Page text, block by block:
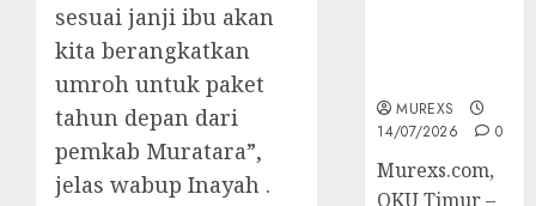
sesuai janji ibu akan
kita berangkatkan
umroh untuk paket
tahun depan dari
pemkab Muratara”,
jelas wabup Inayah .
MUREXS
14/07/2026
0
Murexs.com,
OKU Timur –